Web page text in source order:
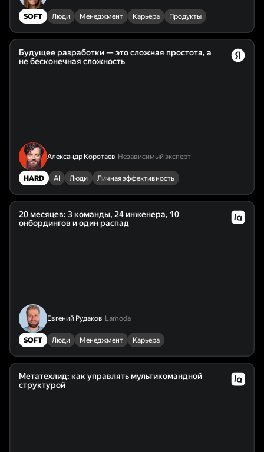
SOFT Люди Менеджмент Карьера Продукты
Будущее разработки — это сложная простота, а
не бесконечная сложность
Александр Коротаев Независимый эксперт
HARD AI Люди Личная эффективность
20 месяцев: 3 команды, 24 инженера, 10
онбордингов и один распад
Евгений Рудаков Lamoda
SOFT Люди Менеджмент Карьера
Метатехлид: как управлять мультикомандной
структурой